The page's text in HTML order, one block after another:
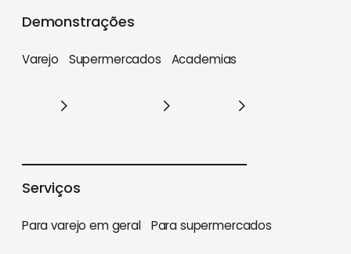
Demonstrações
Varejo Supermercados Academias
Serviços
Para varejo em geral Para supermercados